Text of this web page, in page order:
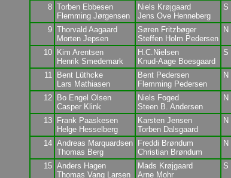
8 Torben Ebbesen
Flemming Jørgensen
Niels Krøjgaard
Jens Ove Henneberg
S
9 Thorvald Aagaard
Morten Jepsen
Søren Fritzbøger
Steffen Holm Pedersen
N
10
Kim Arentsen
Henrik Smedemark
H.C.Nielsen
Knud-Aage Boesgaard
S
11
Bent Lüthcke
Lars Mathiasen
Bent Pedersen
Flemming Pedersen
N
12
Bo Engel Olsen
Casper Klink
Niels Foged
Steen B. Andersen
N
13
Frank Paaskesen
Helge Hesselberg
Karsten Jensen
Torben Dalsgaard
N
14 Andreas Marquardsen
Thomas Berg
Freddi Brøndum
Christian Brøndum
N
15 Anders Hagen
Thomas Vang Larsen
Mads Krøjgaard
Arne Mohr
S